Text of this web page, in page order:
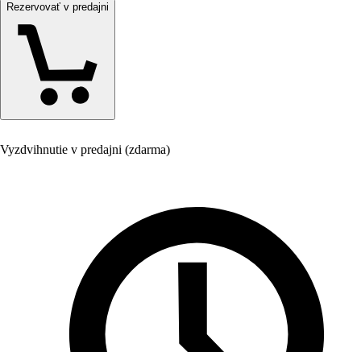
Rezervovať v predajni
Vyzdvihnutie v predajni (zdarma)